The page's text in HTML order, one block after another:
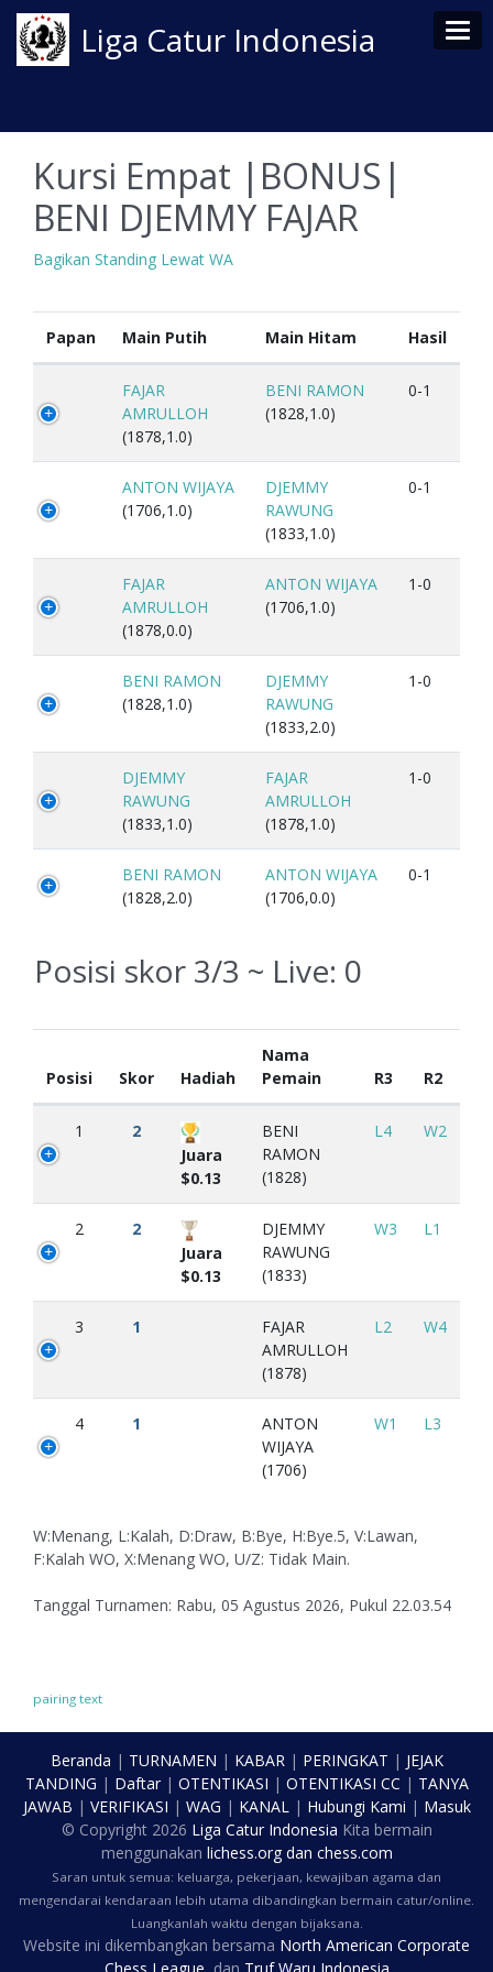
Liga Catur Indonesia
Kursi Empat |BONUS|
BENI DJEMMY FAJAR
Bagikan Standing Lewat WA
Papan Main Putih Main Hitam Hasil
FAJAR
AMRULLOH
(1878,1.0)
BENI RAMON
(1828,1.0)
0-1
ANTON WIJAYA
(1706,1.0)
DJEMMY
RAWUNG
(1833,1.0)
0-1
FAJAR
AMRULLOH
(1878,0.0)
ANTON WIJAYA
(1706,1.0)
1-0
BENI RAMON
(1828,1.0)
DJEMMY
RAWUNG
(1833,2.0)
1-0
DJEMMY
RAWUNG
(1833,1.0)
FAJAR
AMRULLOH
(1878,1.0)
1-0
BENI RAMON
(1828,2.0)
ANTON WIJAYA
(1706,0.0)
0-1
Posisi skor 3/3 ~ Live: 0
Posisi Skor Hadiah
Nama
Pemain
R3 R2
1
2
Juara
$0.13
BENI
RAMON
(1828)
L4 W2
2
2
Juara
$0.13
DJEMMY
RAWUNG
(1833)
W3 L1
3 1
FAJAR
AMRULLOH
(1878)
L2 W4
4 1
ANTON
WIJAYA
(1706)
W1 L3
W:Menang, L:Kalah, D:Draw, B:Bye, H:Bye.5, V:Lawan,
F:Kalah WO, X:Menang WO, U/Z: Tidak Main.
Tanggal Turnamen: Rabu, 05 Agustus 2026, Pukul 22.03.54
pairing text
Beranda | TURNAMEN | KABAR| PERINGKAT | JEJAK
TANDING | Daftar| OTENTIKASI | OTENTIKASI CC | TANYA
JAWAB | VERIFIKASI | WAG | KANAL| Hubungi Kami | Masuk
© Copyright 2026 Liga Catur Indonesia Kita bermain
menggunakan lichess.orgdan chess.com
Saran untuk semua: keluarga, pekerjaan, kewajiban agama dan
mengendarai kendaraan lebih utama dibandingkan bermain catur/online.
Luangkanlah waktu dengan bijaksana.
Website ini dikembangkan bersama North American Corporate